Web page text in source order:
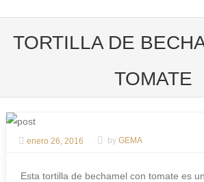
TORTILLA DE
TOMATE
enero 26, 2016 by GEMA
Esta tortilla de bechamel con tomate es